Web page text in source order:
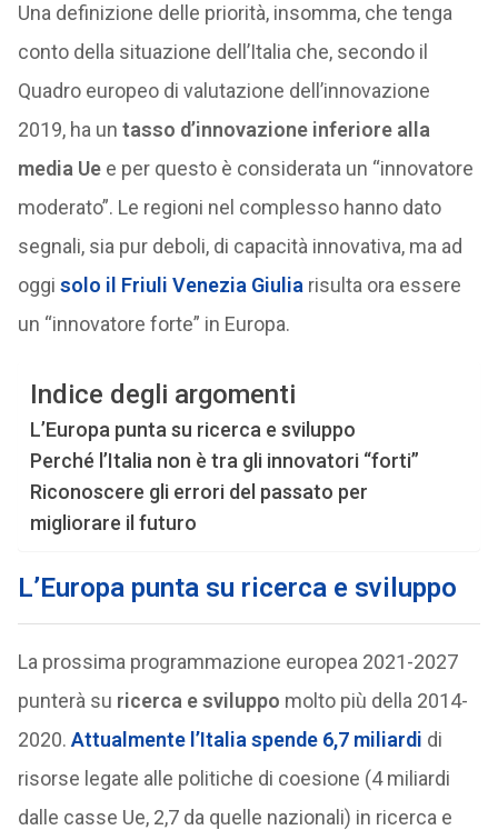
Una definizione delle priorità, insomma, che tenga
conto della situazione dell’Italia che, secondo il
Quadro europeo di valutazione dell’innovazione
2019, ha un tasso d’innovazione inferiore alla
media Uee per questo è considerata un “innovatore
moderato”. Le regioni nel complesso hanno dato
segnali, sia pur deboli, di capacità innovativa, ma ad
oggi solo il Friuli Venezia Giulia risulta ora essere
un “innovatore forte” in Europa.
Indice degli argomenti
L’Europa punta su ricerca e sviluppo
Perché l’Italia non è tra gli innovatori “forti”
Riconoscere gli errori del passato per
migliorare il futuro
L’Europa punta su ricerca e sviluppo
La prossima programmazione europea 2021-2027
punterà su ricerca e sviluppo molto più della 2014-
2020. Attualmente l’Italia spende 6,7 miliardi di
risorse legate alle politiche di coesione (4 miliardi
dalle casse Ue, 2,7 da quelle nazionali) in ricerca e